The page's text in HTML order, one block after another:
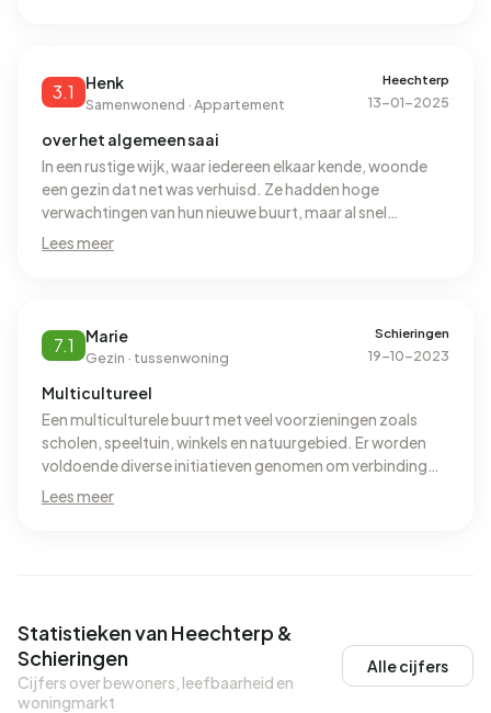
3.1 Henk
Samenwonend · Appartement
Heechterp
13-01-2025
over het algemeen saai
In een rustige wijk, waar iedereen elkaar kende, woonde
een gezin dat net was verhuisd. Ze hadden hoge
verwachtingen van hun nieuwe buurt, maar al snel
begonnen ze problemen te ervaren. De eerste nacht
Toen ze de buren vriendelijk vroegen om wat stiller te zijn,
werden ze genegeerd.
Lees meer
7.1 Marie
Gezin · tussenwoning
Schieringen
19-10-2023
Multicultureel
Een multiculturele buurt met veel voorzieningen zoals
scholen, speeltuin, winkels en natuurgebied. Er worden
voldoende diverse initiatieven genomen om verbinding
binnen de wijk te bevorderen. Daarnaast wel een
Lees meer
Statistieken van Heechterp &
Schieringen
Cijfers over bewoners, leefbaarheid en
woningmarkt
Alle cijfers